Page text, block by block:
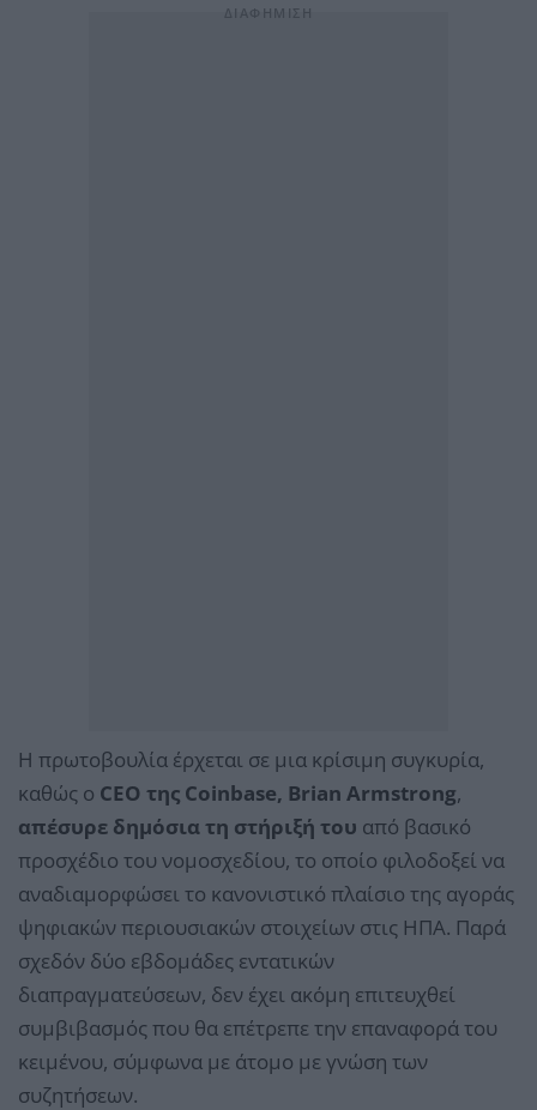
Η πρωτοβουλία έρχεται σε μια κρίσιμη συγκυρία,
καθώς ο CEO της Coinbase, Brian Armstrong,
απέσυρε δημόσια τη στήριξή του από βασικό
προσχέδιο του νομοσχεδίου, το οποίο φιλοδοξεί να
αναδιαμορφώσει το κανονιστικό πλαίσιο της αγοράς
ψηφιακών περιουσιακών στοιχείων στις ΗΠΑ. Παρά
σχεδόν δύο εβδομάδες εντατικών
διαπραγματεύσεων, δεν έχει ακόμη επιτευχθεί
συμβιβασμός που θα επέτρεπε την επαναφορά του
κειμένου, σύμφωνα με άτομο με γνώση των
συζητήσεων.